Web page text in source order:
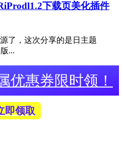
下载页美化插件
了，这次分享的是日主题
...
优惠券限时领！
即领取